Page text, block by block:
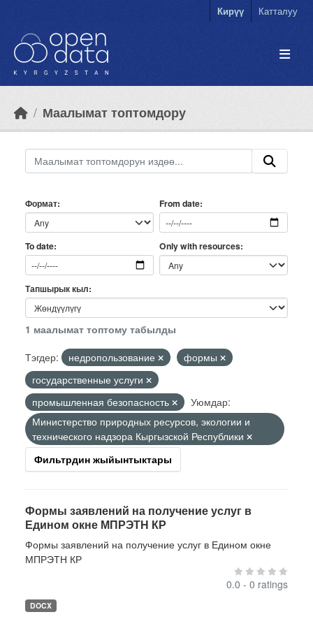
Кирүү Катталуу
Маалымат топтомдору
Формат From date
To date Only with resources
Тапшырык кыл
1 маалымат топтому табылды
Тэгдер:
недропользование
формы
государственные услуги
промышленная безопасность
Уюмдар:
Министерство природных ресурсов, экологии и
технического надзора Кыргызской Республики
Фильтрдин жыйынтыктары
Формы заявлений на получение услуг в
Едином окне МПРЭТН КР
Формы заявлений на получение услуг в Едином окне
МПРЭТН КР
0.0 - 0 ratings
DOCX